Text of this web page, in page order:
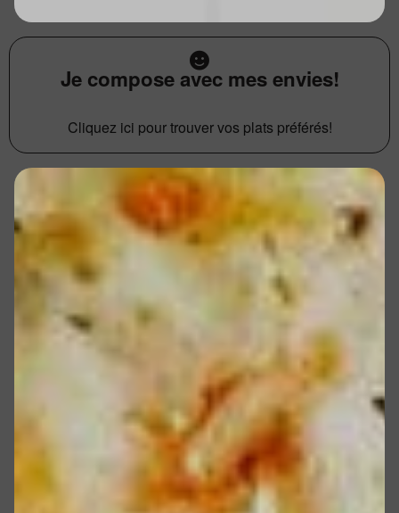
Je compose avec mes envies!
Cliquez ici pour trouver vos plats préférés!